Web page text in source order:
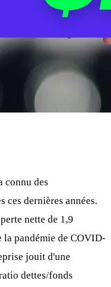
connu des
ces dernières années.
nette de 1,9
pandémie de COVID-
jouit d'une
dettes/fonds